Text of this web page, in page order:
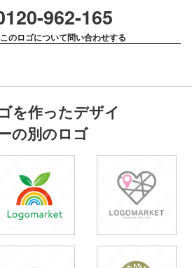
962-165
のロゴについて問い合わせする
を作ったデザイ
の別のロゴ